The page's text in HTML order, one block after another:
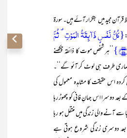
مجید میں بتکرار آئے ہیں۔ سورۃ
{کُلُّ نَفۡسٍ ذَآئِقَۃُ الۡمَوۡتِ ۟ ثُمَّ
’’ہر شخص موت کا ذائقہ چکھنے
طرف ہی لوٹ کر آئو گے‘‘۔
کردہ اس حقیقت کا مشاہدہ معمول کی
دوسرا اس جہانِ فانی کو چھوڑ رہا
آنے والی زندگی میں منتقل ہو رہا
دوسری زندگی شروع ہوتی ہے